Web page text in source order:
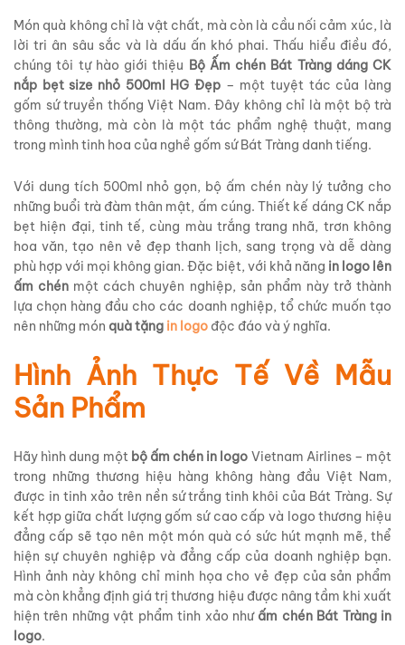
Món quà không chỉ là vật chất, mà còn là cầu nối cảm xúc, là
lời tri ân sâu sắc và là dấu ấn khó phai. Thấu hiểu điều đó,
chúng tôi tự hào giới thiệu Bộ Ấm chén Bát Tràng dáng CK
nắp bẹt size nhỏ 500ml HG Đẹp – một tuyệt tác của làng
gốm sứ truyền thống Việt Nam. Đây không chỉ là một bộ trà
thông thường, mà còn là một tác phẩm nghệ thuật, mang
trong mình tinh hoa của nghề gốm sứ Bát Tràng danh tiếng.
Với dung tích 500ml nhỏ gọn, bộ ấm chén này lý tưởng cho
những buổi trà đàm thân mật, ấm cúng. Thiết kế dáng CK nắp
bẹt hiện đại, tinh tế, cùng màu trắng trang nhã, trơn không
hoa văn, tạo nên vẻ đẹp thanh lịch, sang trọng và dễ dàng
phù hợp với mọi không gian. Đặc biệt, với khả năng in logo lên
ấm chén một cách chuyên nghiệp, sản phẩm này trở thành
lựa chọn hàng đầu cho các doanh nghiệp, tổ chức muốn tạo
nên những món quà tặng in logo độc đáo và ý nghĩa.
Hình Ảnh Thực Tế Về Mẫu
Sản Phẩm
Hãy hình dung một bộ ấm chén in logo Vietnam Airlines – một
trong những thương hiệu hàng không hàng đầu Việt Nam,
được in tinh xảo trên nền sứ trắng tinh khôi của Bát Tràng. Sự
kết hợp giữa chất lượng gốm sứ cao cấp và logo thương hiệu
đẳng cấp sẽ tạo nên một món quà có sức hút mạnh mẽ, thể
hiện sự chuyên nghiệp và đẳng cấp của doanh nghiệp bạn.
Hình ảnh này không chỉ minh họa cho vẻ đẹp của sản phẩm
mà còn khẳng định giá trị thương hiệu được nâng tầm khi xuất
hiện trên những vật phẩm tinh xảo như ấm chén Bát Tràng in
logo.